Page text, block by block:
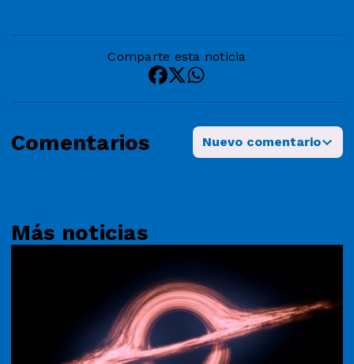
Comparte esta noticia
Comentarios Nuevo comentario
Más noticias